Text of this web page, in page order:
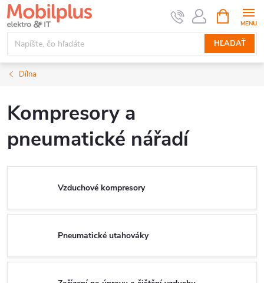
Prejsť
na
obsah
HĽADAŤ
KOŠÍK
Dílna
Kompresory a
pneumatické nářadí
Vzduchové kompresory
Pneumatické utahováky